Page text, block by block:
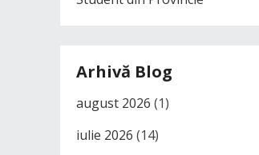
Arhivă Blog
august 2026 (1)
iulie 2026 (14)